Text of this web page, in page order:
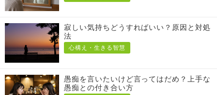
寂しい気持ちどうすればいい？原因と対処
法
心構え・生きる智慧
愚痴を言いたいけど言ってはだめ？上手な
愚痴との付き合い方